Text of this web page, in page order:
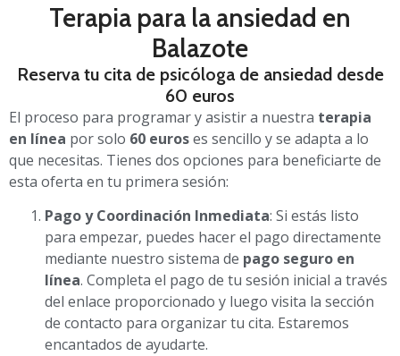
Terapia para la ansiedad en
Balazote
Reserva tu cita de psicóloga de ansiedad desde
60 euros
El proceso para programar y asistir a nuestra terapia
en línea por solo 60 euroses sencillo y se adapta a lo
que necesitas. Tienes dos opciones para beneficiarte de
esta oferta en tu primera sesión:
Pago y Coordinación Inmediata: Si estás listo
para empezar, puedes hacer el pago directamente
mediante nuestro sistema de pago seguro en
línea. Completa el pago de tu sesión inicial a través
del enlace proporcionado y luego visita la sección
de contacto para organizar tu cita. Estaremos
encantados de ayudarte.